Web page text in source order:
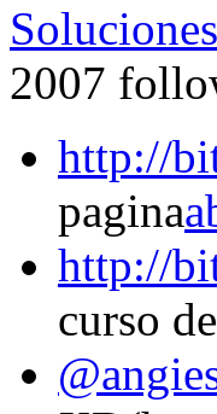
2007
http://
pagina
http://
curso